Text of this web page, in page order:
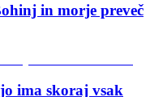
in morje preveč
ima skoraj vsak